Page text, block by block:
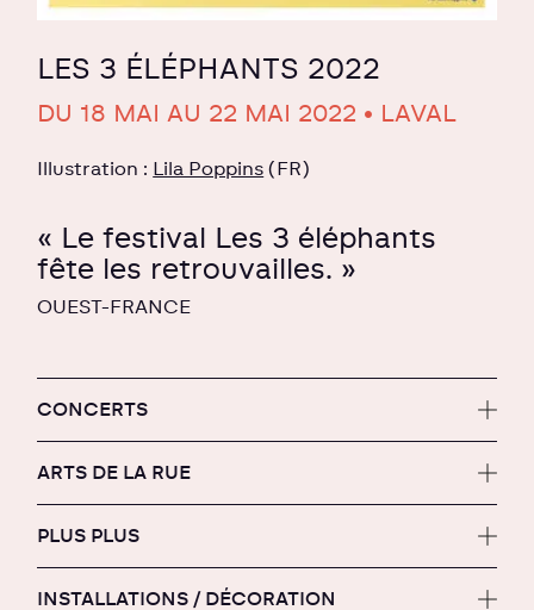
LES 3 ÉLÉPHANTS 2022
DU 18 MAI AU 22 MAI 2022 • LAVAL
Illustration : Lila Poppins (FR)
« Le festival Les 3 éléphants
fête les retrouvailles. »
OUEST-FRANCE
CONCERTS
ARTS DE LA RUE
PLUS PLUS
INSTALLATIONS / DÉCORATION